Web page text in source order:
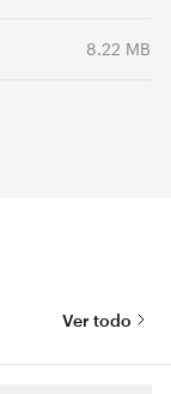
8.22 MB
Ver todo